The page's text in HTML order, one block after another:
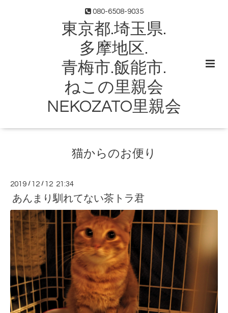
080-6508-9035
東京都.埼玉県.
多摩地区.
青梅市.飯能市.
ねこの里親会
NEKOZATO里親会
猫からのお便り
2019 / 12 / 12 21:34
あんまり馴れてない茶トラ君